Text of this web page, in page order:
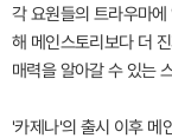
각 요원들의 트라우마
해 메인스토리보다 더
매력을 알아갈 수 있는
'카제나'의 출시 이후 메